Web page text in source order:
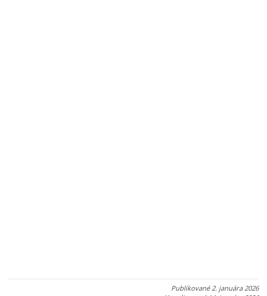
Publikované2. januára 2026